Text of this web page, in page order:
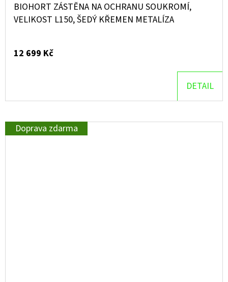
BIOHORT ZÁSTĚNA NA OCHRANU SOUKROMÍ,
VELIKOST L150, ŠEDÝ KŘEMEN METALÍZA
12 699 Kč
DETAIL
Doprava zdarma